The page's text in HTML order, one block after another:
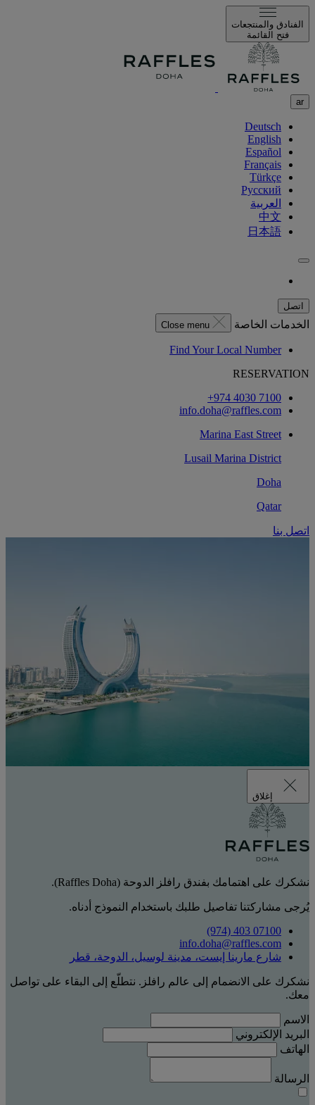
الفنادق والمنتجعات
فتح القائمة
ar
Deutsch
English
Español
Français
Türkçe
Русский
العربية
中文
日本語
اتصل
الخدمات الخاصة Close menu
Find Your Local Number
RESERVATION
‎+974 4030 7100‏
info.doha@raffles.com
Marina East Street
Lusail Marina District
Doha
Qatar
اتصل بنا
إغلاق
نشكرك على اهتمامك بفندق رافلز الدوحة (Raffles Doha).
يُرجى مشاركتنا تفاصيل طلبك باستخدام النموذج أدناه.
‎(974) 403 07100‏
info.doha@raffles.com
شارع مارينا إيست، مدينة لوسيل، الدوحة، قطر
نشكرك على الانضمام إلى عالم رافلز. نتطلّع إلى البقاء على تواصل
معك.
الاسم
البريد الإلكتروني
الهاتف
الرسالة